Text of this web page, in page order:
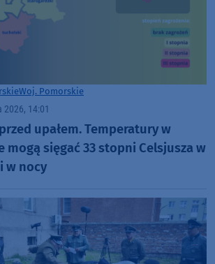
Woj. Pomorskie
2026, 14:01
upałem. Temperatury w
mogą sięgać 33 stopni Celsjusza w
w nocy